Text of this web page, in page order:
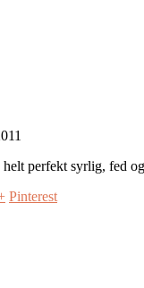
perfekt syrlig, fed
Pinterest